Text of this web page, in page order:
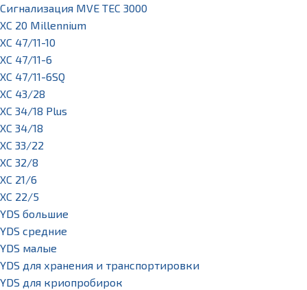
Сигнализация MVE TEC 3000
XC 20 Millennium
XC 47/11-10
XC 47/11-6
XC 47/11-6SQ
XC 43/28
XC 34/18 Plus
XC 34/18
XC 33/22
XC 32/8
XC 21/6
XC 22/5
YDS большие
YDS средние
YDS малые
YDS для хранения и транспортировки
YDS для криопробирок